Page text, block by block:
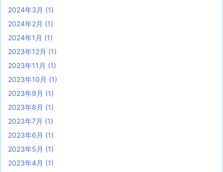
2024年3月 (1)
2024年2月 (1)
2024年1月 (1)
2023年12月 (1)
2023年11月 (1)
2023年10月 (1)
2023年9月 (1)
2023年8月 (1)
2023年7月 (1)
2023年6月 (1)
2023年5月 (1)
2023年4月 (1)